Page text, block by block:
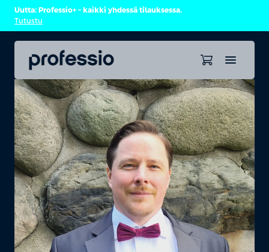
Uutta: Professio+ – kaikki yhdessä tilauksessa.
Tutustu